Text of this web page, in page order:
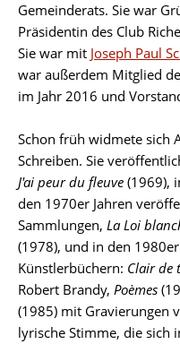
Gemeinderats. Sie war
Präsidentin des Club
Sie war mit Joseph Paul
war außerdem Mitglied
im Jahr 2016 und
Schon früh widmete sich
Schreiben. Sie
J'ai peur du fleuve (1969),
den 1970er Jahren
Sammlungen, La Loi
(1978), und in den
Künstlerbüchern: Clair de
Robert Brandy, Poèmes
(1985) mit Gravierungen
lyrische Stimme, die sich